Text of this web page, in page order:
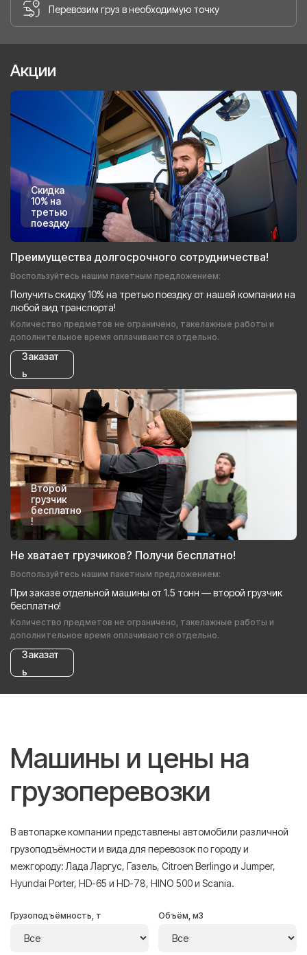
Перевозим груз в необходимую точку
Акции
Скидка
10% на
третью
поездку
Преимущества долгосрочного сотрудничества!
Воспользуйтесь нашим пакетным предложением:
Получить скидку 10% на третью поездку от нашей компании на
любой вид транспорта!
Количество предметов не ограничено, такелажные работы и
дополнительное время оплачиваются отдельно.
Заказат
ь
Второй
грузчик
бесплатно
!
Не хватает грузчиков? Получи бесплатно!
Воспользуйтесь нашим пакетным предложением:
При заказе отдельной машины от 1.5 тонн — второй грузчик
бесплатно!
Количество предметов не ограничено, такелажные работы и
дополнительное время оплачиваются отдельно.
Заказат
ь
Машины и цены на
грузоперевозки
В автопарке компании представлены автомобили различной
грузоподъёмности и вида для перевозок по городу и
межгороду: Лада Ларгус, Газель, Citroen Berlingo и Jumper,
Hyundai Porter, HD-65 и HD-78, HINO 500 и Scania.
Грузоподъёмность, т Объём, м3